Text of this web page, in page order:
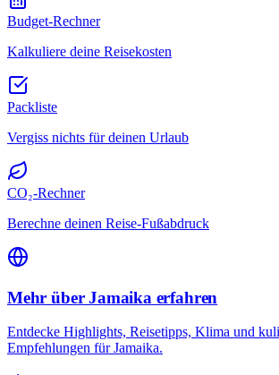
Budget-Rechner
Kalkuliere deine Reisekosten
Packliste
Vergiss nichts für deinen Urlaub
CO₂-Rechner
Berechne deinen Reise-Fußabdruck
Mehr über Jamaika erfahren
Entdecke Highlights, Reisetipps, Klima und
Empfehlungen für Jamaika.